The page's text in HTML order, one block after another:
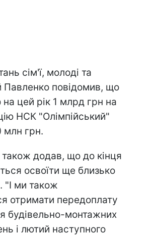
сім'ї, молоді та
Павленко повідомив, що
на цей рік 1 млрд грн на
НСК "Олімпійський"
млн грн.
додав, що до кінця
освоїти ще близько
"І ми також
отримати передоплату
будівельно-монтажних
і лютий наступного